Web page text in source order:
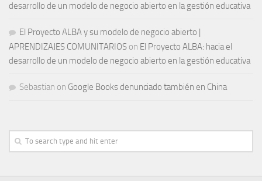
desarrollo de un modelo de negocio abierto en la gestión educativa
El Proyecto ALBA y su modelo de negocio abierto |
APRENDIZAJES COMUNITARIOS on El Proyecto ALBA: hacia el
desarrollo de un modelo de negocio abierto en la gestión educativa
Sebastian on Google Books denunciado también en China